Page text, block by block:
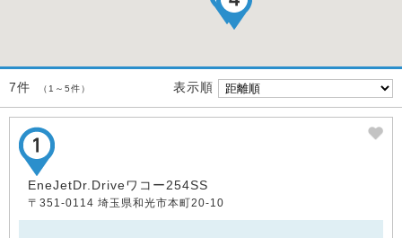
7件 （1～5件） 表示順
EneJetDr.Driveワコー254SS
〒351-0114 埼玉県和光市本町20-10